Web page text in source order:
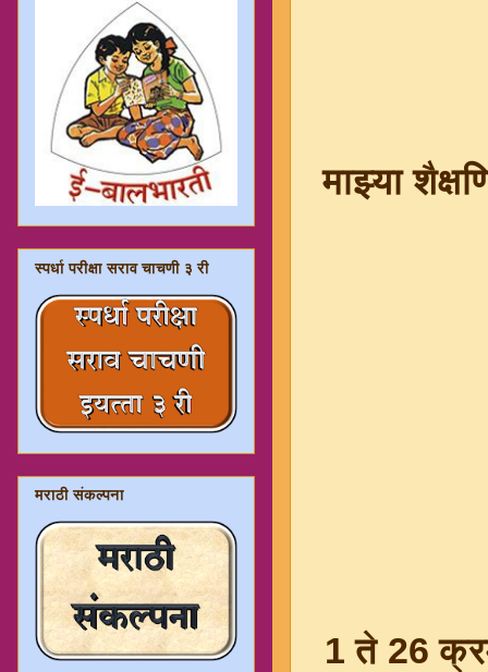
माझ्या
1 ते 26
स्पर्धा परीक्षा सराव चाचणी ३ री
मराठी संकल्पना